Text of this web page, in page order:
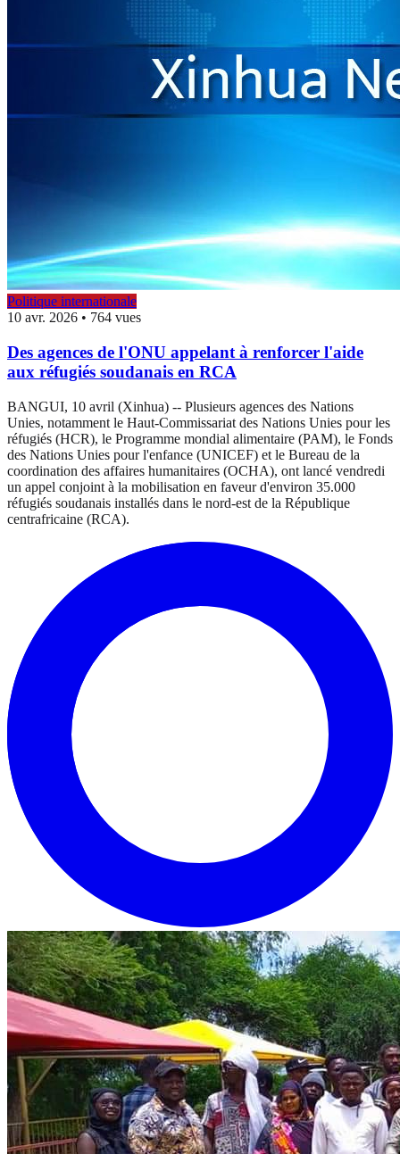
Politique internationale
10 avr. 2026 • 764 vues
Des agences de l'ONU appelant à renforcer l'aide
aux réfugiés soudanais en RCA
BANGUI, 10 avril (Xinhua) -- Plusieurs agences des Nations
Unies, notamment le Haut-Commissariat des Nations Unies pour les
réfugiés (HCR), le Programme mondial alimentaire (PAM), le Fonds
des Nations Unies pour l'enfance (UNICEF) et le Bureau de la
coordination des affaires humanitaires (OCHA), ont lancé vendredi
un appel conjoint à la mobilisation en faveur d'environ 35.000
réfugiés soudanais installés dans le nord-est de la République
centrafricaine (RCA).